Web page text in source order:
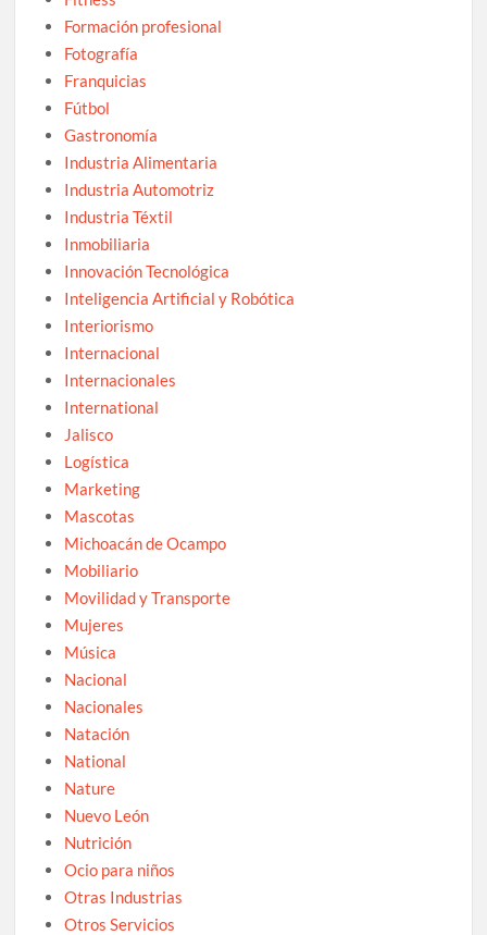
Formación profesional
Fotografía
Franquicias
Fútbol
Gastronomía
Industria Alimentaria
Industria Automotriz
Industria Téxtil
Inmobiliaria
Innovación Tecnológica
Inteligencia Artificial y Robótica
Interiorismo
Internacional
Internacionales
International
Jalisco
Logística
Marketing
Mascotas
Michoacán de Ocampo
Mobiliario
Movilidad y Transporte
Mujeres
Música
Nacional
Nacionales
Natación
National
Nature
Nuevo León
Nutrición
Ocio para niños
Otras Industrias
Otros Servicios